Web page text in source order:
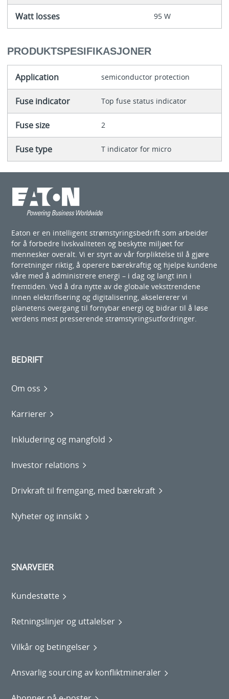
Watt losses 95 W
PRODUKTSPESIFIKASJONER
Application semiconductor protection
Fuse indicator Top fuse status indicator
Fuse size 2
Fuse type T indicator for micro
Eaton er en intelligent strømstyringsbedrift som arbeider
for å forbedre livskvaliteten og beskytte miljøet for
mennesker overalt. Vi er styrt av vår forpliktelse til å gjøre
forretninger riktig, å operere bærekraftig og hjelpe kundene
våre med å administrere energi – i dag og langt inn i
fremtiden. Ved å dra nytte av de globale veksttrendene
innen elektrifisering og digitalisering, akselererer vi
planetens overgang til fornybar energi og bidrar til å løse
verdens mest presserende strømstyringsutfordringer.
BEDRIFT
Om oss
Karrierer
Inkludering og mangfold
Investor relations
Drivkraft til fremgang, med bærekraft
Nyheter og innsikt
SNARVEIER
Kundestøtte
Retningslinjer og uttalelser
Vilkår og betingelser
Ansvarlig sourcing av konfliktmineraler